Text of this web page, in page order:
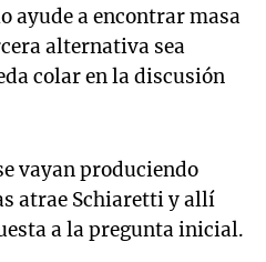
ayude a encontrar masa
alternativa sea
colar en la discusión
vayan produciendo
atrae Schiaretti y allí
a la pregunta inicial.